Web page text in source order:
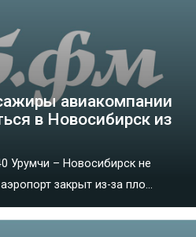
авиакомпании
в Новосибирск из
Урумчи – Новосибирск не
закрыт из-за пло...